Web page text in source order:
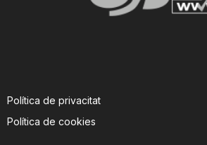
Política de privacitat
Política de cookies